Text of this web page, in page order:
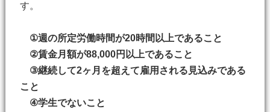
す。
①週の所定労働時間が20時間以上であること
②賃金月額が88,000円以上であること
③継続して2ヶ月を超えて雇用される見込みである
こと
④学生でないこと